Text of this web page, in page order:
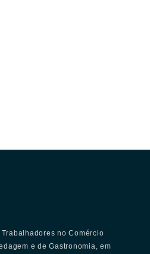
no Comércio
e de Gastronomia, em